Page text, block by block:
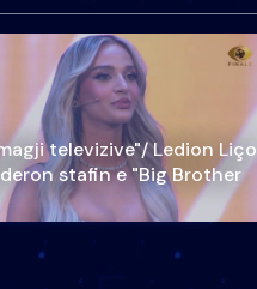
televizive"/ Ledion Liço
stafin e "Big Brother